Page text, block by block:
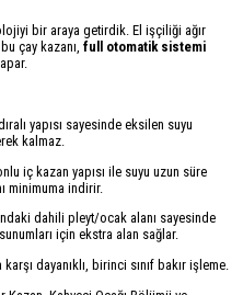
bir araya getirdik. El işçiliği ağır
çay kazanı, full otomatik sistemi
yapısı sayesinde eksilen suyu
kalmaz.
iç kazan yapısı ile suyu uzun süre
minimuma indirir.
dahili pleyt/ocak alanı sayesinde
için ekstra alan sağlar.
karşı dayanıklı, birinci sınıf bakır işleme.